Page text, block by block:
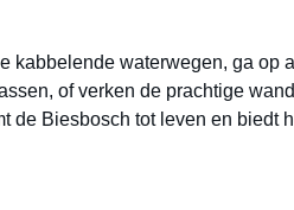
kabbelende waterwegen, ga op
of verken de prachtige
de Biesbosch tot leven en biedt